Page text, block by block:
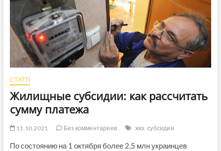
СТАТТІ
Жилищные субсидии: как рассчитать
сумму платежа
11.10.2021 Без комментариев жкх субсидии
По состоянию на 1 октября более 2,5 млн украинцев